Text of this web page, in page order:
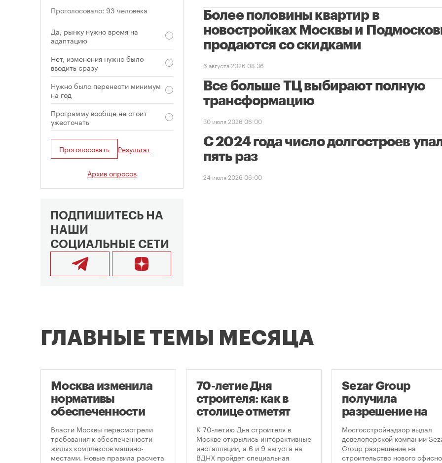
Более половины квартир в
новостройках Москвы и
продаются со скидками
6 августа 2026 08:36
Все больше ТЦ выбирают полную
трансформацию
30 июля 2026 06:00
С 2024 года число долгостроев
пять раз
24 июля 2026 06:00
Проголосовало: 93 человека
Да, рынку нужно время на
адаптацию
Нет, изменения нужно было
вводить сразу
Нужно было перенести минимум
на год
Программу вообще не стоит
ужесточать
Проголосовать Результат
Архив опросов
ПОДПИШИТЕСЬ НА
НАШИ
СОЦИАЛЬНЫЕ СЕТИ
ГЛАВНЫЕ ТЕМЫ МЕСЯЦА
Москва изменила
нормативы
обеспеченности
новостроек
парковками
Власти Москвы пересмотрели
требования к обеспеченности
жилых комплексов машино-
местами. Новые правила расчета
70-летие Дня
строителя: как в
столице отметят
круглую дату
профессионального
праздника
К 70-летию Дня строителя в
Москве открылись интерактивные
инсталляции, а 6 и 9 августа на
ВДНХ пройдет специальная
Sezar Group
получила
разрешение на
строительство
небоскреба в
«Москва-Сити»
Мосгосстройнадзор выдал
девелоперской компании
Group разрешение на
строительство нового